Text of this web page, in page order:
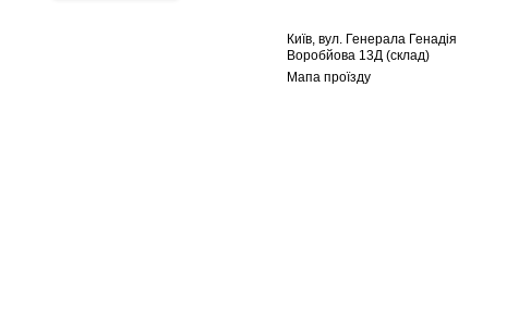
Київ, вул. Генерала Генадія
Воробйова 13Д (склад)
Мапа проїзду